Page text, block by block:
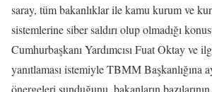
saray, tüm bakanlıklar ile kamu kurum ve
sistemlerine siber saldırı olup olmadığı
Cumhurbaşkanı Yardımcısı Fuat Oktay ve
yanıtlaması istemiyle TBMM Başkanlığına
önergeleri sunduğunu, bakanların